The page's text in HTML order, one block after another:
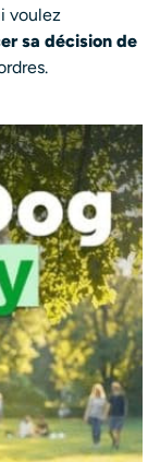
voulez
sa décision de